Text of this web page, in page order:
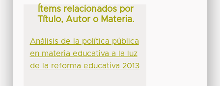
Ítems relacionados por
Título, Autor o Materia.
Análisis de la política pública
en materia educativa a la luz
de la reforma educativa 2013